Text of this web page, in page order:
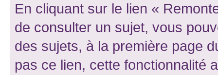
En cliquant sur le lien «
de consulter un sujet, vous
des sujets, à la première page
pas ce lien, cette fonctionnalité